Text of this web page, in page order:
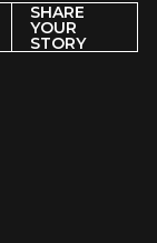
SHARE
YOUR
STORY